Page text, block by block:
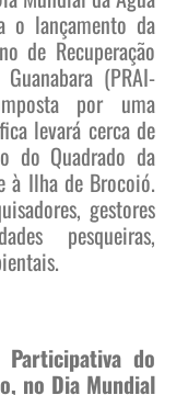
o lançamento da
de Recuperação
(PRAI-
por uma
levará cerca de
do Quadrado da
à Ilha de Brocoió.
gestores
pesqueiras,
Participativa do
no Dia Mundial